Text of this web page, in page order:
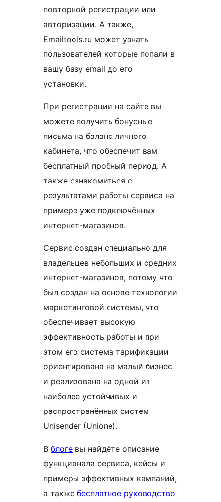
повторной регистрации или
авторизации. А также,
Emailtools.ru может узнать
пользователей которые попали в
вашу базу email до его
установки.
При регистрации на сайте вы
можете получить бонусные
письма на баланс личного
кабинета, что обеспечит вам
бесплатный пробный период. А
также ознакомиться с
результатами работы сервиса на
примере уже подключённых
интернет-магазинов.
Сервис создан специально для
владельцев небольших и средних
интернет-магазинов, потому что
был создан на основе технологии
маркетинговой системы, что
обеспечивает высокую
эффективность работы и при
этом его система тарификации
ориентирована на малый бизнес
и реализована на одной из
наиболее устойчивых и
распространённых систем
Unisender (Unione).
В блоге вы найдёте описание
функционала сервиса, кейсы и
примеры эффективных кампаний,
а также бесплатное руководство